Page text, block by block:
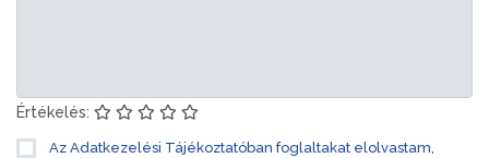
Értékelés:
Az Adatkezelési Tájékoztatóban foglaltakat elolvastam,